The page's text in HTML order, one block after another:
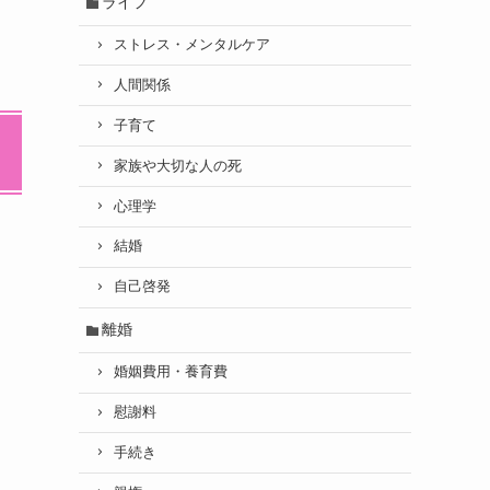
ストレス・メンタルケア
人間関係
子育て
家族や大切な人の死
心理学
結婚
自己啓発
離婚
婚姻費用・養育費
慰謝料
手続き